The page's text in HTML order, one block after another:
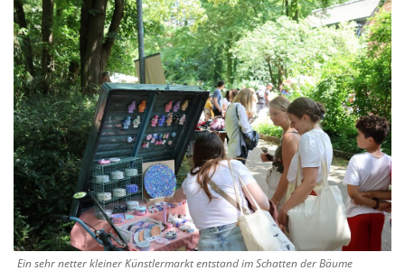
Ein sehr netter kleiner Künstlermarkt entstand im Schatten der Bäume